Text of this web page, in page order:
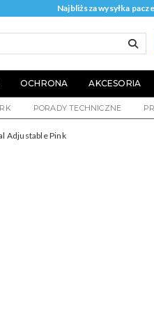
Najbliższa wysyłka
OCHRONA AKCESORIA
PORADY TECHNICZNE
Adjustable Pink